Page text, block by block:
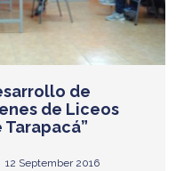
de
de Liceos
12 September 2016